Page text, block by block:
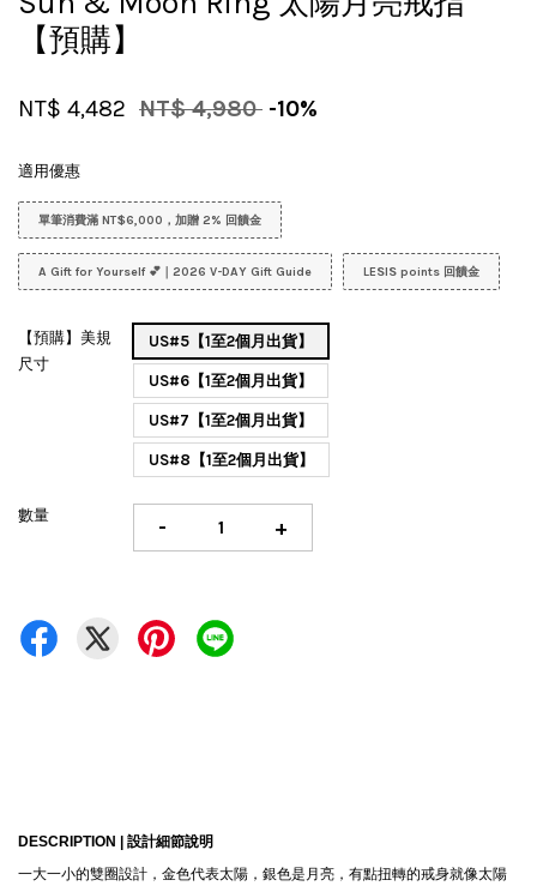
【預購】
NT$ 4,482 NT$ 4,980 -10%
適用優惠
單筆消費滿 NT$6,000，加贈 2% 回饋金
A Gift for Yourself 💕｜2026 V-DAY Gift Guide LESIS points 回饋金
【預購】美規
尺寸
US#5【1至2個月出貨】
US#6【1至2個月出貨】
US#7【1至2個月出貨】
US#8【1至2個月出貨】
數量 - +
DESCRIPTION | 設計細節說明
一大一小的雙圈設計，金色代表太陽，銀色是月亮，有點扭轉的戒身就像太陽